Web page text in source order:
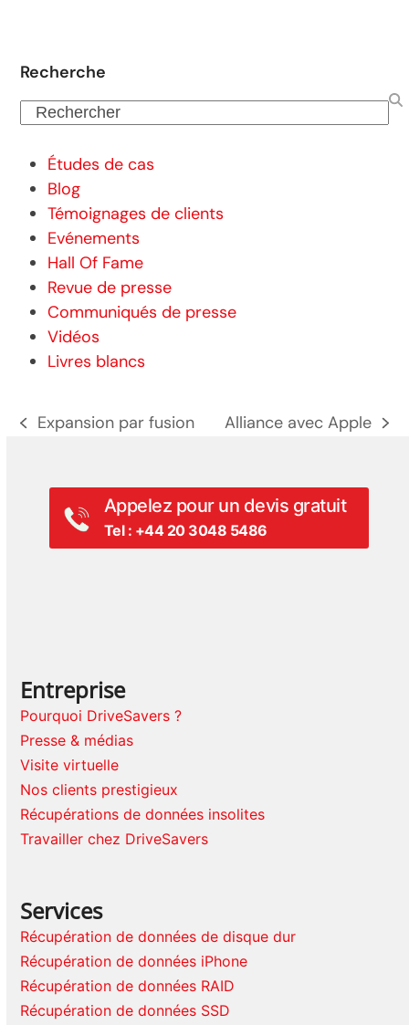
Recherche
Rechercher
Études de cas
Blog
Témoignages de clients
Evénements
Hall Of Fame
Revue de presse
Communiqués de presse
Vidéos
Livres blancs
poste
Expansion par fusion
prochain
Alliance avec Apple
Appelez pour un devis gratuit
Tel : +44 20 3048 5486
Entreprise
Pourquoi DriveSavers ?
Presse & médias
Visite virtuelle
Nos clients prestigieux
Récupérations de données insolites
Travailler chez DriveSavers
Services
Récupération de données de disque dur
Récupération de données iPhone
Récupération de données RAID
Récupération de données SSD